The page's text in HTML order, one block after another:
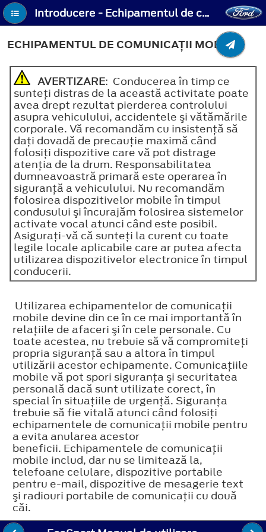
Introducere - Echipamentul de comunicaţii mobile
ECHIPAMENTUL DE COMUNICAŢII MOBILE
AVERTIZARE: Conducerea în timp ce
sunteţi distras de la această activitate poate
avea drept rezultat pierderea controlului
asupra vehiculului, accidentele şi vătămările
corporale. Vă recomandăm cu insistenţă să
daţi dovadă de precauţie maximă când
folosiţi dispozitive care vă pot distrage
atenţia de la drum. Responsabilitatea
dumneavoastră primară este operarea în
siguranţă a vehiculului. Nu recomandăm
folosirea dispozitivelor mobile în timpul
condusului şi încurajăm folosirea sistemelor
activate vocal atunci când este posibil.
Asiguraţi-vă că sunteţi la curent cu toate
legile locale aplicabile care ar putea afecta
utilizarea dispozitivelor electronice în timpul
conducerii.
Utilizarea echipamentelor de comunicaţii
mobile devine din ce în ce mai importantă în
relaţiile de afaceri şi în cele personale. Cu
toate acestea, nu trebuie să vă compromiteţi
propria siguranţă sau a altora în timpul
utilizării acestor echipamente. Comunicaţiile
mobile vă pot spori siguranţa şi securitatea
personală dacă sunt utilizate corect, în
special în situaţiile de urgenţă. Siguranţa
trebuie să fie vitală atunci când folosiţi
echipamentele de comunicaţii mobile pentru
a evita anularea acestor
beneficii. Echipamentele de comunicaţii
mobile includ, dar nu se limitează la,
telefoane celulare, dispozitive portabile
pentru e-mail, dispozitive de mesagerie text
şi radiouri portabile de comunicaţii cu două
căi.